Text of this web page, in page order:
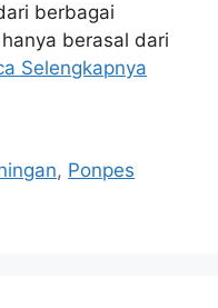
berbagai
berasal dari
Selengkapnya
, Ponpes